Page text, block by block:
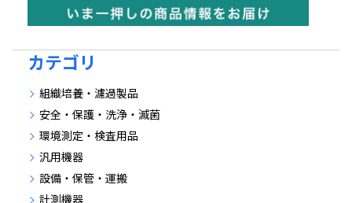
カテゴリ
組織培養・濾過製品
安全・保護・洗浄・滅菌
環境測定・検査用品
汎用機器
設備・保管・運搬
計測機器